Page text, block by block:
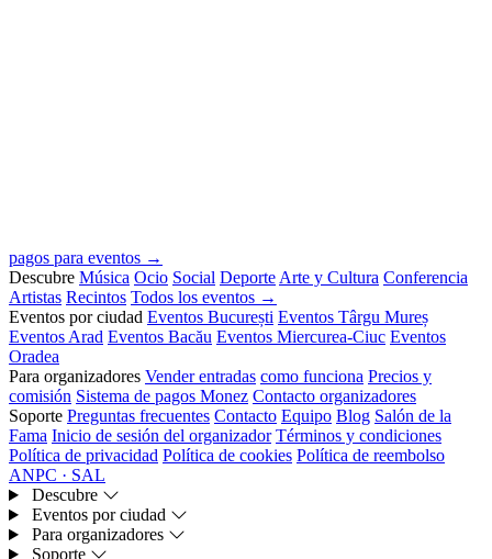
pagos para eventos →
Descubre Música Ocio Social Deporte Arte y Cultura Conferencia
Artistas Recintos Todos los eventos →
Eventos por ciudad Eventos București Eventos Târgu Mureș
Eventos Arad Eventos Bacău Eventos Miercurea-Ciuc Eventos
Oradea
Para organizadores Vender entradas como funciona Precios y
comisión Sistema de pagos Monez Contacto organizadores
Soporte Preguntas frecuentes Contacto Equipo Blog Salón de la
Fama Inicio de sesión del organizador Términos y condiciones
Política de privacidad Política de cookies Política de reembolso
ANPC · SAL
Descubre
Eventos por ciudad
Para organizadores
Soporte